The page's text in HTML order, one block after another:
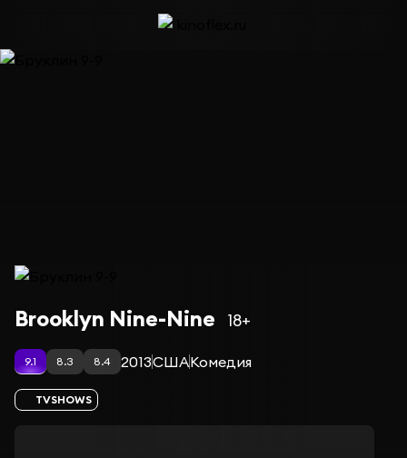
Сериал Бруклин 9-9 — сезон 4
Brooklyn Nine-Nine 18+
9.1 8.3 8.4 2013СШАКомедия
TVSHOWS